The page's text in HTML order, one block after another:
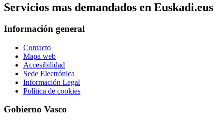
Servicios mas demandados en Euskadi.eus
Información general
Contacto
Mapa web
Accesibilidad
Sede Electrónica
Información Legal
Política de cookies
Gobierno Vasco